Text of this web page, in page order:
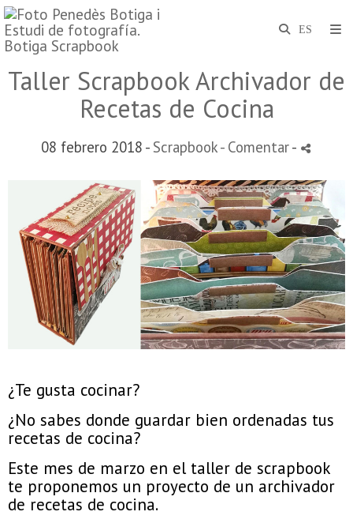
Taller Scrapbook Archivador de
Recetas de Cocina
08 febrero 2018 - Scrapbook- Comentar-
¿Te gusta cocinar?
¿No sabes donde guardar bien ordenadas tus
recetas de cocina?
Este mes de marzo en el taller de scrapbook
te proponemos un proyecto de un archivador
de recetas de cocina.